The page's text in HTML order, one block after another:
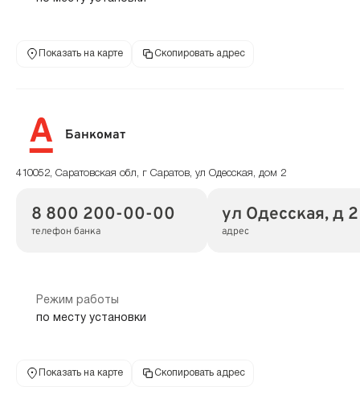
Показать на карте Скопировать адрес
Банкомат
410052, Саратовская обл, г Саратов, ул Одесская, дом 2
8 800 200-00-00
телефон банка
ул Одесская, д 2
адрес
Режим работы
по месту установки
Показать на карте Скопировать адрес